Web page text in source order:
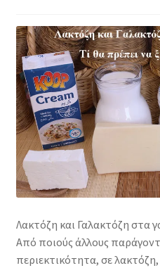
Λακτόζη και Γαλακτόζη στα
Από ποιούς άλλους
περιεκτικότητα, σε